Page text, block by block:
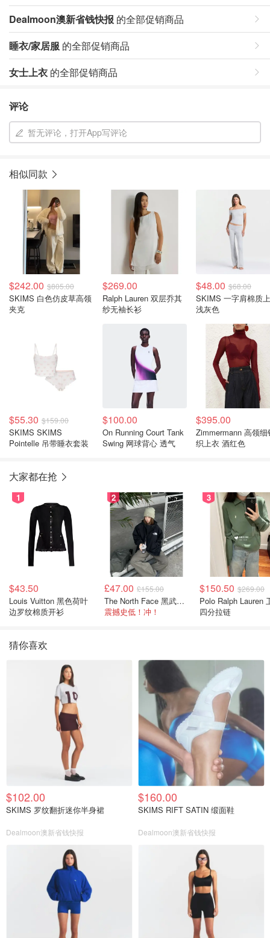
Dealmoon澳新省钱快报 的全部促销商品
睡衣/家居服 的全部促销商品
女士上衣 的全部促销商品
评论
暂无评论，打开App写评论
相似同款
$242.00 $805.00
SKIMS 白色仿皮草高领
夹克
$269.00
Ralph Lauren 双层乔其
纱无袖长衫
$48.00 $68.00
SKIMS 一字肩棉质
浅灰色
$55.30 $159.00
SKIMS SKIMS
Pointelle 吊带睡衣套装
$100.00
On Running Court Tank
Swing 网球背心 透气
$395.00
Zimmermann 高领细
织上衣 酒红色
大家都在抢
1
$43.50
Louis Vuitton 黑色荷叶
边罗纹棉质开衫
2
£47.00 £155.00
The North Face 黑武士冲锋衣
震撼史低！冲！
3
$150.50 $269.00
Polo Ralph Lauren 卫衣
四分拉链
猜你喜欢
$102.00
SKIMS 罗纹翻折迷你半身裙
Dealmoon澳新省钱快报
$160.00
SKIMS RIFT SATIN 缎面鞋
Dealmoon澳新省钱快报